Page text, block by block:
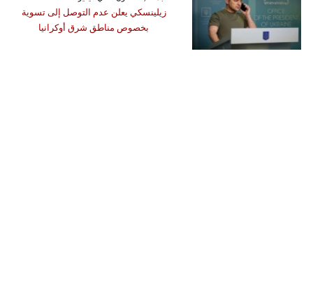
زيلينسكي يعلن عدم التوصل إلى تسوية
بخصوص مناطق شرق أوكرانيا